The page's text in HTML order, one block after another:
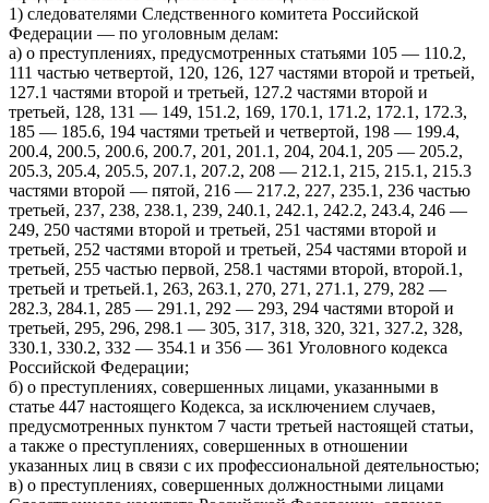
1) следователями Следственного комитета Российской
Федерации — по уголовным делам:
а) о преступлениях, предусмотренных статьями 105 — 110.2,
111 частью четвертой, 120, 126, 127 частями второй и третьей,
127.1 частями второй и третьей, 127.2 частями второй и
третьей, 128, 131 — 149, 151.2, 169, 170.1, 171.2, 172.1, 172.3,
185 — 185.6, 194 частями третьей и четвертой, 198 — 199.4,
200.4, 200.5, 200.6, 200.7, 201, 201.1, 204, 204.1, 205 — 205.2,
205.3, 205.4, 205.5, 207.1, 207.2, 208 — 212.1, 215, 215.1, 215.3
частями второй — пятой, 216 — 217.2, 227, 235.1, 236 частью
третьей, 237, 238, 238.1, 239, 240.1, 242.1, 242.2, 243.4, 246 —
249, 250 частями второй и третьей, 251 частями второй и
третьей, 252 частями второй и третьей, 254 частями второй и
третьей, 255 частью первой, 258.1 частями второй, второй.1,
третьей и третьей.1, 263, 263.1, 270, 271, 271.1, 279, 282 —
282.3, 284.1, 285 — 291.1, 292 — 293, 294 частями второй и
третьей, 295, 296, 298.1 — 305, 317, 318, 320, 321, 327.2, 328,
330.1, 330.2, 332 — 354.1 и 356 — 361 Уголовного кодекса
Российской Федерации;
б) о преступлениях, совершенных лицами, указанными в
статье 447 настоящего Кодекса, за исключением случаев,
предусмотренных пунктом 7 части третьей настоящей статьи,
а также о преступлениях, совершенных в отношении
указанных лиц в связи с их профессиональной деятельностью;
в) о преступлениях, совершенных должностными лицами